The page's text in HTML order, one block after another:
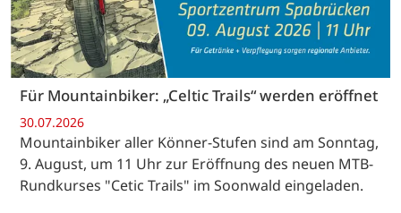
Für Mountainbiker: „Celtic Trails“ werden eröffnet
30.07.2026
Mountainbiker aller Könner-Stufen sind am Sonntag,
9. August, um 11 Uhr zur Eröffnung des neuen MTB-
Rundkurses "Cetic Trails" im Soonwald eingeladen.